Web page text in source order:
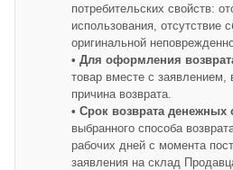
потребительских свойств:
использования, отсутствие
оригинальной
• Для оформления
товар вместе с заявлением,
причина возврата.
• Срок возврата денежных
выбранного способа
рабочих дней с момента
заявления на склад